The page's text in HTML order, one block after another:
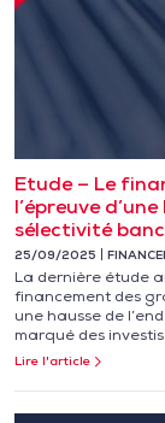
Etude – Le
l’épreuve
sélectivité
25/09/2025
La dernière étude
financement des
une hausse de
marqué des
Lire l'article